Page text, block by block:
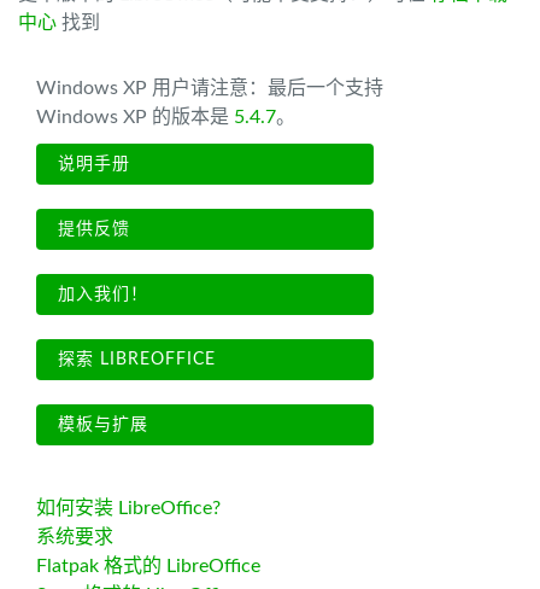
中心 找到
Windows XP 用户请注意：最后一个支持
Windows XP 的版本是 5.4.7。
说明手册
提供反馈
加入我们！
探索 LIBREOFFICE
模板与扩展
如何安装 LibreOffice?
系统要求
Flatpak 格式的 LibreOffice